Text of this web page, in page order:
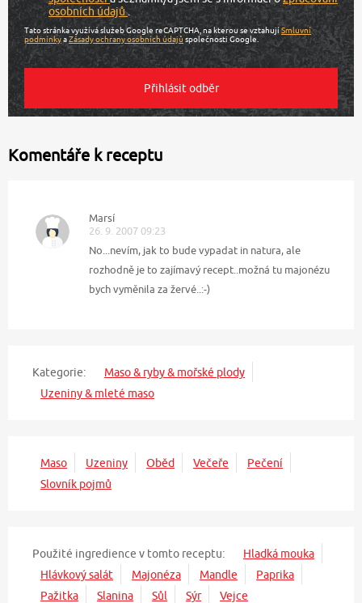
osobních údajů.
Tato stránka využívá služeb Google reCAPTCHA, na kterou se vztahujíSmluvní
podmínkyaZásady ochrany osobních údajů společnosti Google.
Komentáře k receptu
Marsí
26. 9. 2007 09:23
No...nevím, jak to bude vypadat in natura, ale
rozhodně je to zajímavý recept..možná tu majonézu
bych vyměnila za žervé..:-)
Kategorie:
Maso & ryby & mořské plody
Uzeniny & mleté maso
Maso Uzeniny Oběd Večeře
Pečení
Slovník pojmů
Použité ingredience v tomto receptu:
Hladká mouka
Hlávkový salát
Majonéza Mandle
Paprika
Pažitka
Slanina Sůl Sýr Vejce